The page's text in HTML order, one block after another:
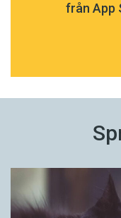
från App